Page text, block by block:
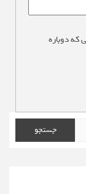
که دوباره